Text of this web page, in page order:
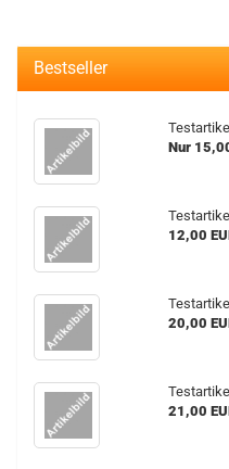
Bestseller
Te­st­ar­ti­kel
Nur
12,00
20,00
21,00